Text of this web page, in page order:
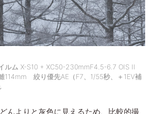
ルム X-S10 + XC50-230mmF4.5-6.7 OIS II
114mm 絞り優先AE（F7、1/55秒、＋1EV補
んよりと灰色に見えるため、比較的撮